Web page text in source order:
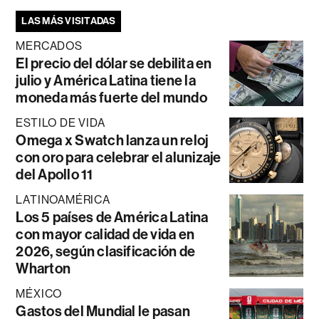
LAS MÁS VISITADAS
MERCADOS
El precio del dólar se debilita en
julio y América Latina tiene la
moneda más fuerte del mundo
ESTILO DE VIDA
Omega x Swatch lanza un reloj
con oro para celebrar el alunizaje
del Apollo 11
LATINOAMÉRICA
Los 5 países de América Latina
con mayor calidad de vida en
2026, según clasificación de
Wharton
MÉXICO
Gastos del Mundial le pasan